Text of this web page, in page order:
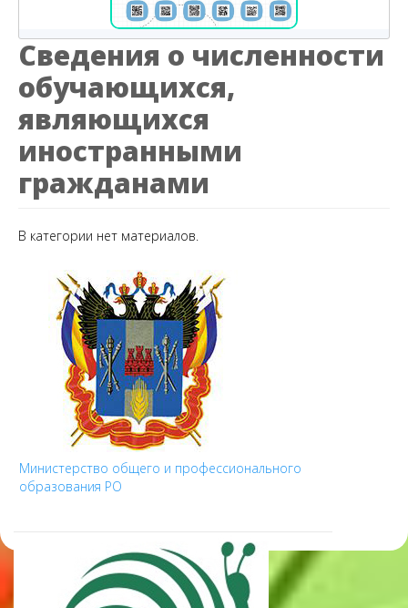
Сведения о численности
обучающихся,
являющихся
иностранными
гражданами
В категории нет материалов.
Министерство общего и профессионального
образования РО